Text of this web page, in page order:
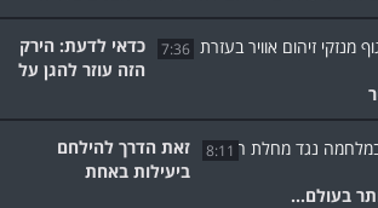
7:36
כדאי לדעת: הירק
הזה עוזר להגן על
8:11
זאת הדרך להילחם
ביעילות באחת
בעולם...